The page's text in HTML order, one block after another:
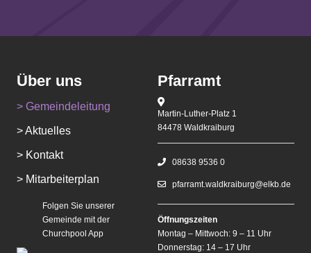
Über uns
> Gemeindeleitung
> Aktuelles
> Kontakt
> Mitarbeiterplan
Folgen Sie unserer
Gemeinde mit der
Churchpool App
Pfarramt
Martin-Luther-Platz 1
84478 Waldkraiburg
08638 9536 0
pfarramt.waldkraiburg@elkb.de
Öffnungszeiten
Montag – Mittwoch: 9 – 11 Uhr
Donnerstag: 14 – 17 Uhr